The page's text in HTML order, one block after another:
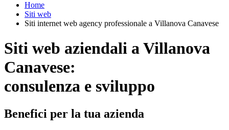
Home
Siti web
Siti internet web agency professionale a Villanova Canavese
Siti web aziendali a Villanova
Canavese:
consulenza e sviluppo
Benefici per la tua azienda